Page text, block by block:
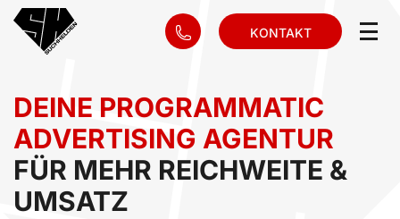
KONTAKT
DEINE PROGRAMMATIC
ADVERTISING AGENTUR
FÜR MEHR REICHWEITE &
UMSATZ